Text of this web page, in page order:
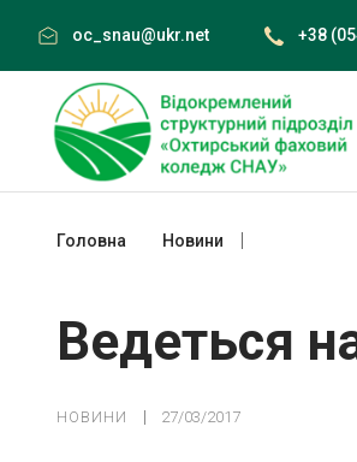
content
oc_snau@ukr.net +38
Головна Новини
Ведеться
НОВИНИ 27/03/2017